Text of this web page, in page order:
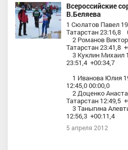
Всероссийские
В.Беляева
1 Сюлатов Павел
Татарстан 23:16,8
2 Романов
Татарстан 23:41,8
3 Куклин Михаил
23:51,4 +00:34,7
1 Иванова Юлия
12:45,0 00:00,0
2 Доценко
Татарстан 12:49,5
3 Таныгина
12:56,3 +00:11,4
5 апреля 2012